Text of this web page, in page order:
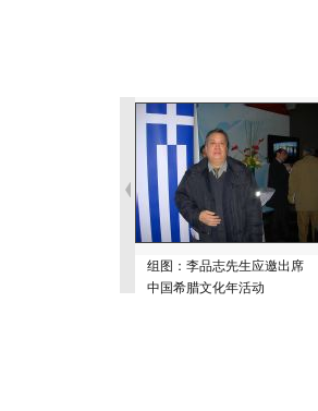
组图：李品志先生应邀出席
中国希腊文化年活动